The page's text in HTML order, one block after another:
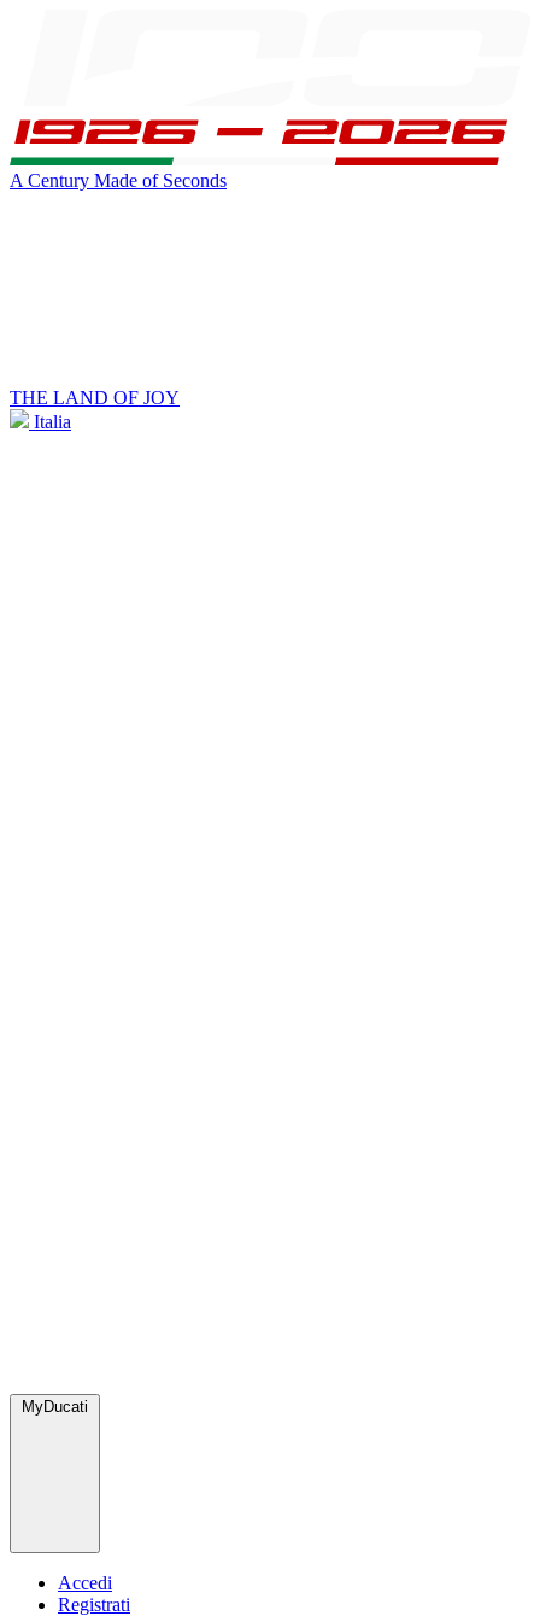
A Century Made of Seconds
THE LAND OF JOY
Italia
MyDucati
Accedi
Registrati